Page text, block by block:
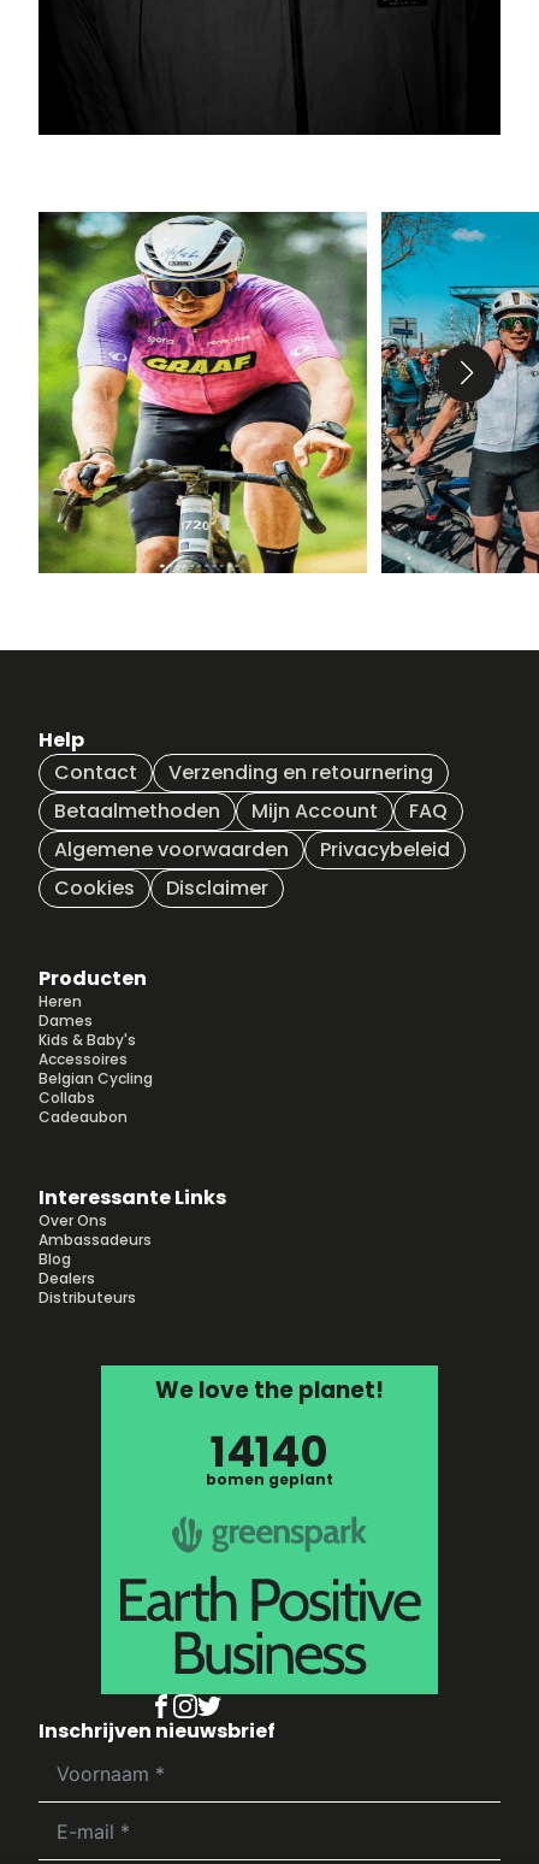
Help
Contact
Verzending en retournering
Betaalmethoden
Mijn Account
FAQ
Algemene voorwaarden
Privacybeleid
Cookies
Disclaimer
Producten
Heren
Dames
Kids & Baby's
Accessoires
Belgian Cycling
Collabs
Cadeaubon
Interessante Links
Over Ons
Ambassadeurs
Blog
Dealers
Distributeurs
We love the planet!
14140
bomen geplant
Inschrijven nieuwsbrief